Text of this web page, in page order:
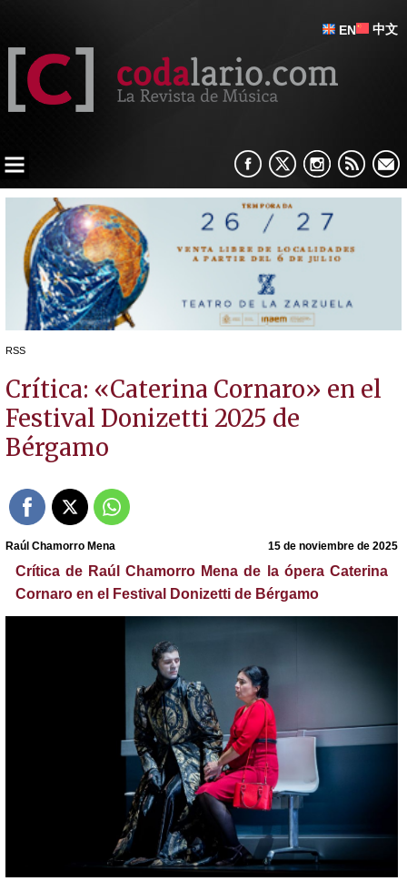
EN 中文
RSS
Crítica: «Caterina Cornaro» en el
Festival Donizetti 2025 de
Bérgamo
Raúl Chamorro Mena 15 de noviembre de 2025
Crítica de Raúl Chamorro Mena de la ópera Caterina
Cornaro en el Festival Donizetti de Bérgamo